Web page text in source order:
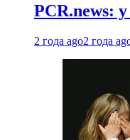
PCR.news:
2 года ago2 года